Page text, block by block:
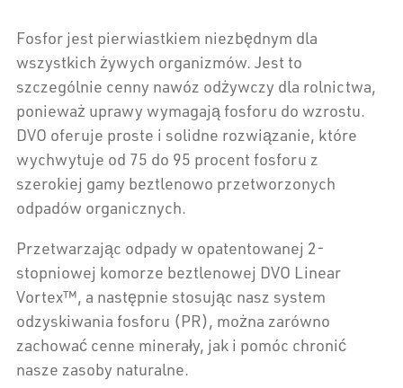
Fosfor jest pierwiastkiem niezbędnym dla
wszystkich żywych organizmów. Jest to
szczególnie cenny nawóz odżywczy dla rolnictwa,
ponieważ uprawy wymagają fosforu do wzrostu.
DVO oferuje proste i solidne rozwiązanie, które
wychwytuje od 75 do 95 procent fosforu z
szerokiej gamy beztlenowo przetworzonych
odpadów organicznych.
Przetwarzając odpady w opatentowanej 2-
stopniowej komorze beztlenowej DVO Linear
Vortex™, a następnie stosując nasz system
odzyskiwania fosforu (PR), można zarówno
zachować cenne minerały, jak i pomóc chronić
nasze zasoby naturalne.